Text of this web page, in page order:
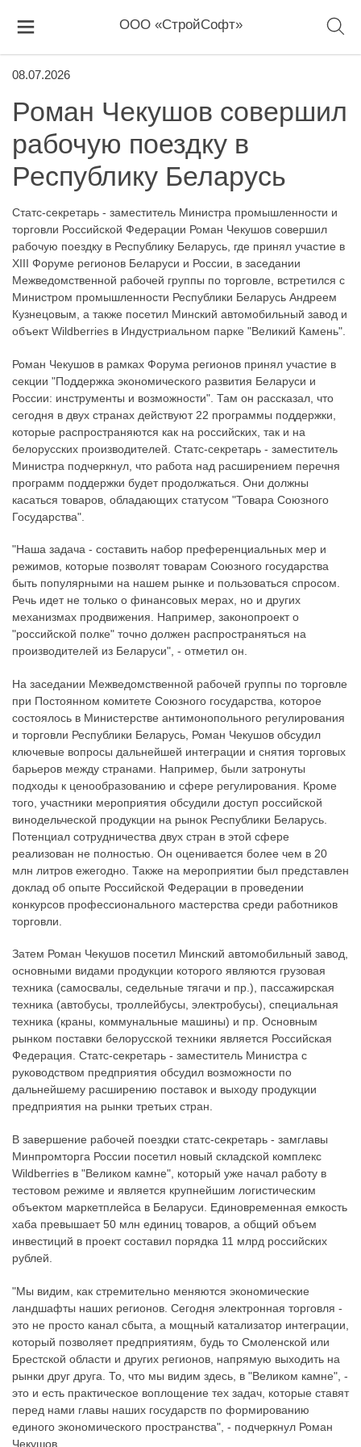
ООО «СтройСофт»
08.07.2026
Роман Чекушов совершил
рабочую поездку в
Республику Беларусь
Статс-секретарь - заместитель Министра промышленности и
торговли Российской Федерации Роман Чекушов совершил
рабочую поездку в Республику Беларусь, где принял участие в
XIII Форуме регионов Беларуси и России, в заседании
Межведомственной рабочей группы по торговле, встретился с
Министром промышленности Республики Беларусь Андреем
Кузнецовым, а также посетил Минский автомобильный завод и
объект Wildberries в Индустриальном парке "Великий Камень".
Роман Чекушов в рамках Форума регионов принял участие в
секции "Поддержка экономического развития Беларуси и
России: инструменты и возможности". Там он рассказал, что
сегодня в двух странах действуют 22 программы поддержки,
которые распространяются как на российских, так и на
белорусских производителей. Статс-секретарь - заместитель
Министра подчеркнул, что работа над расширением перечня
программ поддержки будет продолжаться. Они должны
касаться товаров, обладающих статусом "Товара Союзного
Государства".
"Наша задача - составить набор преференциальных мер и
режимов, которые позволят товарам Союзного государства
быть популярными на нашем рынке и пользоваться спросом.
Речь идет не только о финансовых мерах, но и других
механизмах продвижения. Например, законопроект о
"российской полке" точно должен распространяться на
производителей из Беларуси", - отметил он.
На заседании Межведомственной рабочей группы по торговле
при Постоянном комитете Союзного государства, которое
состоялось в Министерстве антимонопольного регулирования
и торговли Республики Беларусь, Роман Чекушов обсудил
ключевые вопросы дальнейшей интеграции и снятия торговых
барьеров между странами. Например, были затронуты
подходы к ценообразованию и сфере регулирования. Кроме
того, участники мероприятия обсудили доступ российской
винодельческой продукции на рынок Республики Беларусь.
Потенциал сотрудничества двух стран в этой сфере
реализован не полностью. Он оценивается более чем в 20
млн литров ежегодно. Также на мероприятии был представлен
доклад об опыте Российской Федерации в проведении
конкурсов профессионального мастерства среди работников
торговли.
Затем Роман Чекушов посетил Минский автомобильный завод,
основными видами продукции которого являются грузовая
техника (самосвалы, седельные тягачи и пр.), пассажирская
техника (автобусы, троллейбусы, электробусы), специальная
техника (краны, коммунальные машины) и пр. Основным
рынком поставки белорусской техники является Российская
Федерация. Статс-секретарь - заместитель Министра с
руководством предприятия обсудил возможности по
дальнейшему расширению поставок и выходу продукции
предприятия на рынки третьих стран.
В завершение рабочей поездки статс-секретарь - замглавы
Минпромторга России посетил новый складской комплекс
Wildberries в "Великом камне", который уже начал работу в
тестовом режиме и является крупнейшим логистическим
объектом маркетплейса в Беларуси. Единовременная емкость
хаба превышает 50 млн единиц товаров, а общий объем
инвестиций в проект составил порядка 11 млрд российских
рублей.
"Мы видим, как стремительно меняются экономические
ландшафты наших регионов. Сегодня электронная торговля -
это не просто канал сбыта, а мощный катализатор интеграции,
который позволяет предприятиям, будь то Смоленской или
Брестской области и других регионов, напрямую выходить на
рынки друг друга. То, что мы видим здесь, в "Великом камне", -
это и есть практическое воплощение тех задач, которые ставят
перед нами главы наших государств по формированию
единого экономического пространства", - подчеркнул Роман
Чекушов.